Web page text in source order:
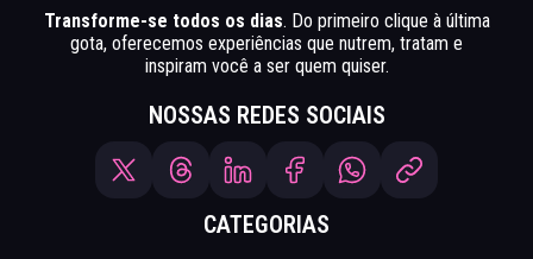
Transforme-se todos os dias. Do primeiro clique à última
gota, oferecemos experiências que nutrem, tratam e
inspiram você a ser quem quiser.
NOSSAS REDES SOCIAIS
CATEGORIAS